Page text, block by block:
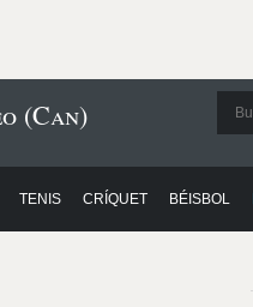
(Can)
TENIS CRÍQUET BÉISBOL